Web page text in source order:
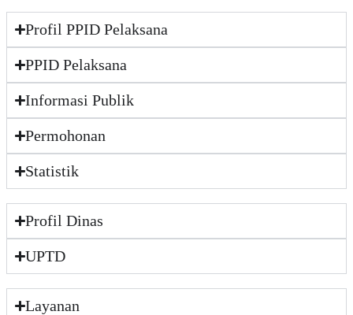
Profil PPID Pelaksana
PPID Pelaksana
Informasi Publik
Permohonan
Statistik
Profil Dinas
UPTD
Layanan